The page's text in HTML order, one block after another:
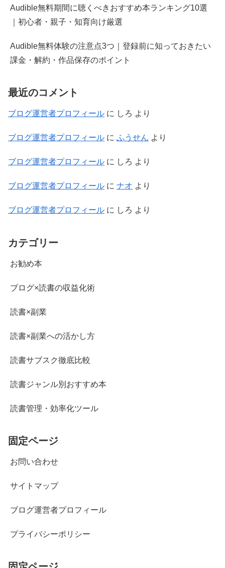
Audible無料期間に聴くべきおすすめ本ランキング10選
｜初心者・親子・知育向け厳選
Audible無料体験の注意点3つ｜登録前に知っておきたい
課金・解約・作品保存のポイント
最近のコメント
ブログ運営者プロフィール に しろ より
ブログ運営者プロフィール に ふうせん より
ブログ運営者プロフィール に しろ より
ブログ運営者プロフィール に ナオ より
ブログ運営者プロフィール に しろ より
カテゴリー
お勧め本
ブログ×読書の収益化術
読書×副業
読書×副業への活かし方
読書サブスク徹底比較
読書ジャンル別おすすめ本
読書管理・効率化ツール
固定ページ
お問い合わせ
サイトマップ
ブログ運営者プロフィール
プライバシーポリシー